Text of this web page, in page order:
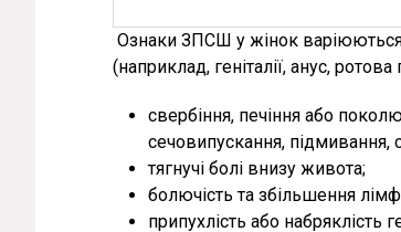
Ознаки ЗПСШ у жінок варіюються
(наприклад, геніталії, анус,
свербіння, печіння або
сечовипускання, підмивання,
тягнучі болі внизу живота;
болючість та збільшення
припухлість або набряклість